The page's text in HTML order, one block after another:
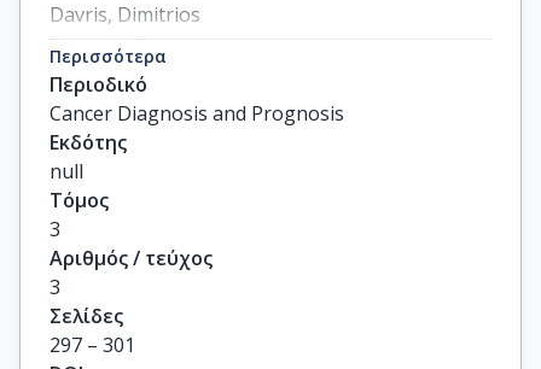
Davris, Dimitrios
Fotiades, Panagiotis
Peschos, Dimitrios
Dimitrakakis, Constantine
Περισσότερα
Περιοδικό
Cancer Diagnosis and Prognosis
Εκδότης
null
Τόμος
3
Αριθμός / τεύχος
3
Σελίδες
297 – 301